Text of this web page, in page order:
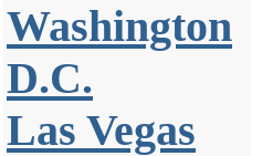
Washington
D.C.
Las Vegas